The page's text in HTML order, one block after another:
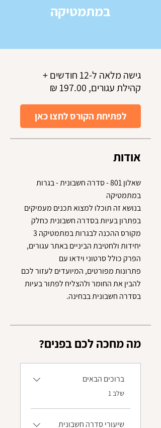
במתמטיקה
גישה מלאה ל-12 חודשים +
קהילת עגורים, ‏197.00 ‏₪
לפתיחת הקורס לחצו כאן
אודות
שאלון 801 - סדרה חשבונית - בגרות
בנושא זה תוכלו למצוא תכנים מעמיקים
בפתרון בעיות בסדרה חשבונית כחלק
מקורס ההכנה לבגרות במתמטיקה 3
יחידות ולחטיבת הביניים באתר עגורים,
פתרונות מפורטים, המיועדים לעזור לכם
להבין את החומר ולהצליח לפתור בעיות
בסדרה חשבונית בבחינה.
?מה מחכה לכם בפנים
ברוכים הבאים
.שלב 1
שיעורי סדרה חשבונית